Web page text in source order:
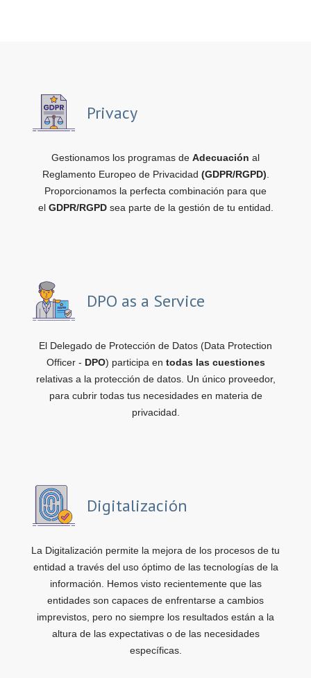
Privacy
Gestionamos los programas de Adecuación al
Reglamento Europeo de Privacidad (GDPR/RGPD)
Proporcionamos la perfecta combinación para que
el GDPR/RGPDsea parte de la gestión de tu entidad.
DPO as a Service
El Delegado de Protección de Datos (Data Protection
Officer - DPO) participa en todas las cuestiones
relativas a la protección de datos. Un único proveedor,
para cubrir todas tus necesidades en materia de
privacidad.
Digitalización
La Digitalización permite la mejora de los procesos de tu
entidad a través del uso óptimo de las tecnologías de la
información. Hemos visto recientemente que las
entidades son capaces de enfrentarse a cambios
imprevistos, pero no siempre los resultados están a la
altura de las expectativas o de las necesidades
específicas.